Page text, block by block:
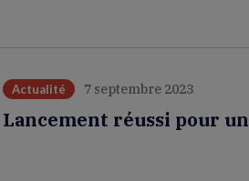
Actualité 7 septembre 2023
Lancement réussi pour